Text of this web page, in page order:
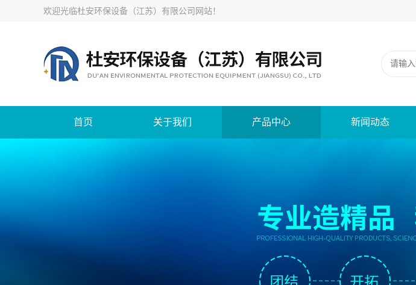
欢迎光临杜安环保设备（江苏）有限公司网站！
首页 关于我们 产品中心 新闻动态